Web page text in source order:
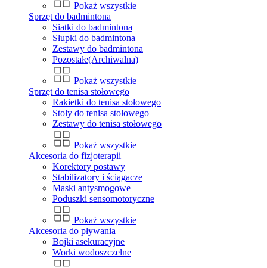
Pokaż wszystkie
Sprzęt do badmintona
Siatki do badmintona
Słupki do badmintona
Zestawy do badmintona
Pozostałe(Archiwalna)
Pokaż wszystkie
Sprzęt do tenisa stołowego
Rakietki do tenisa stołowego
Stoły do tenisa stołowego
Zestawy do tenisa stołowego
Pokaż wszystkie
Akcesoria do fizjoterapii
Korektory postawy
Stabilizatory i ściągacze
Maski antysmogowe
Poduszki sensomotoryczne
Pokaż wszystkie
Akcesoria do pływania
Bojki asekuracyjne
Worki wodoszczelne